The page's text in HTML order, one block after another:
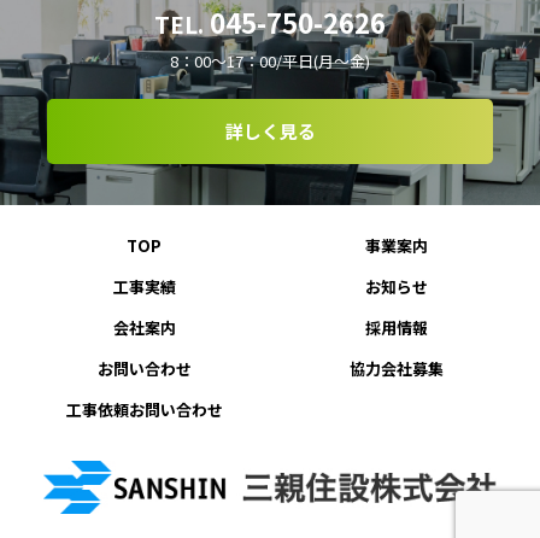
TEL.045-750-2626
8：00～17：00/平日(月～金)
詳しく見る
TOP
事業案内
工事実績
お知らせ
会社案内
採用情報
お問い合わせ
協力会社募集
工事依頼お問い合わせ